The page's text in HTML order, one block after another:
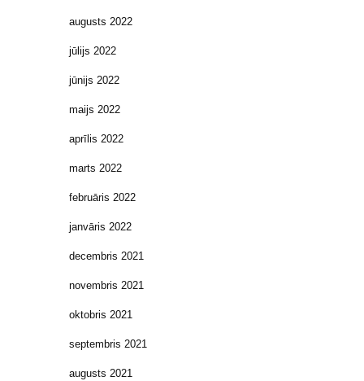
augusts 2022
jūlijs 2022
jūnijs 2022
maijs 2022
aprīlis 2022
marts 2022
februāris 2022
janvāris 2022
decembris 2021
novembris 2021
oktobris 2021
septembris 2021
augusts 2021